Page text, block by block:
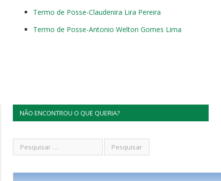
Termo de Posse-Claudenira Lira Pereira
Termo de Posse-Antonio Welton Gomes Lima
NÃO ENCONTROU O QUE QUERIA?